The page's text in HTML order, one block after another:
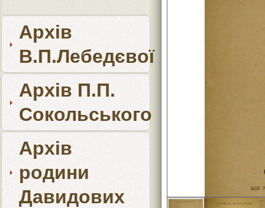
Архів
В.П.Лебедєвої
Архів П.П.
Сокольського
Архів
родини
Давидових